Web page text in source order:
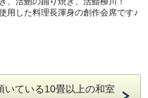
ご用意
箱のご用意
専用容器を貸出
料理Sabroso「彩」
須回答】
用した料理長渾身の創作会席です♪
いている10畳以上の和室